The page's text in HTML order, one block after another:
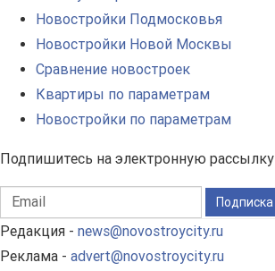
Новостройки Подмосковья
Новостройки Новой Москвы
Сравнение новостроек
Квартиры по параметрам
Новостройки по параметрам
Подпишитесь на электронную рассылку
Подписка
Редакция - news@novostroycity.ru
Реклама - advert@novostroycity.ru